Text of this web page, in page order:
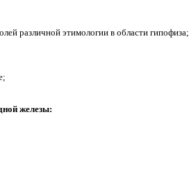
различной этимологии в области гипофиза;
железы: